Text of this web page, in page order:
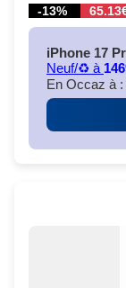
-13%
iPhone 17
Neuf/♻️ à
En Occaz à :